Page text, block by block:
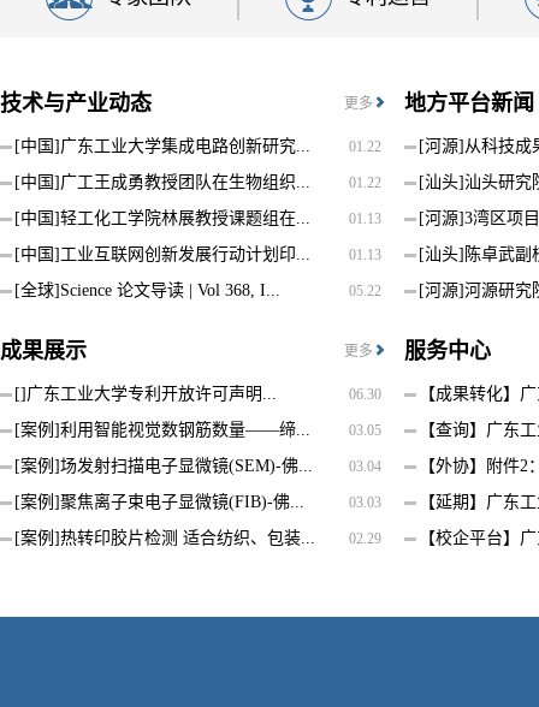
技术与产业动态 更多
[中国] 广东工业大学集成电路创新研究... 01.22
[中国] 广工王成勇教授团队在生物组织... 01.22
[中国]轻工化工学院林展教授课题组在... 01.13
[中国] 工业互联网创新发展行动计划印... 01.13
[全球] Science 论文导读 | Vol 368, I... 05.22
地方平台新闻
[河源] 从科技成
[汕头]汕头研究
[河源]3湾区项
[汕头] 陈卓武副
[河源]河源研究
成果展示 更多
[] 广东工业大学专利开放许可声明... 06.30
[案例]利用智能视觉数钢筋数量——缔... 03.05
[案例]场发射扫描电子显微镜(SEM)-佛... 03.04
[案例]聚焦离子束电子显微镜(FIB)-佛... 03.03
[案例]热转印胶片检测 适合纺织、包装... 02.29
服务中心
【成果转化】
【查询】广东
【外协】附件
【延期】广东
【校企平台】